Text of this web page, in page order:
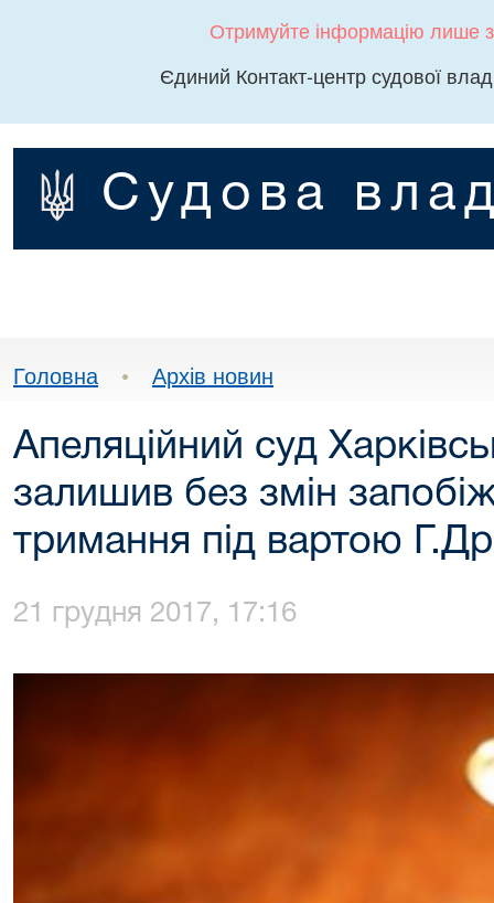
Отримуйте інформацію лише
Єдиний Контакт-центр судової
Судова
Головна • Архів новин
Апеляційний суд
залишив без змін
тримання під вартою
21 грудня 2017, 17:16